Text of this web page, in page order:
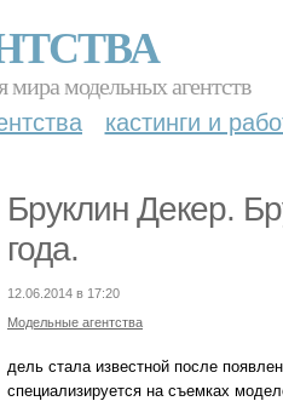
мира модельных агентств
кастинги и
Бруклин Декер.
года.
12.06.2014 в 17:20
Модельные агентства
дель стала известной после
специализируется на съемках